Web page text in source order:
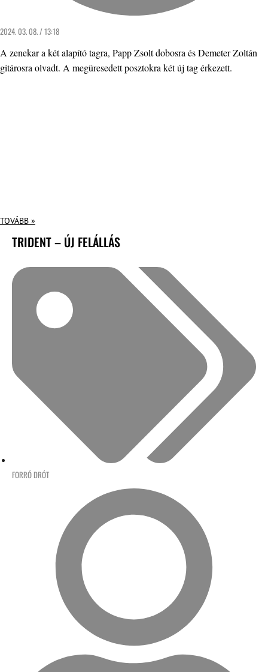
2024. 03. 08. / 13:18
A zenekar a két alapító tagra, Papp Zsolt dobosra és Demeter Zoltán
gitárosra olvadt. A megüresedett posztokra két új tag érkezett.
TOVÁBB »
TRIDENT – ÚJ FELÁLLÁS
FORRÓ DRÓT